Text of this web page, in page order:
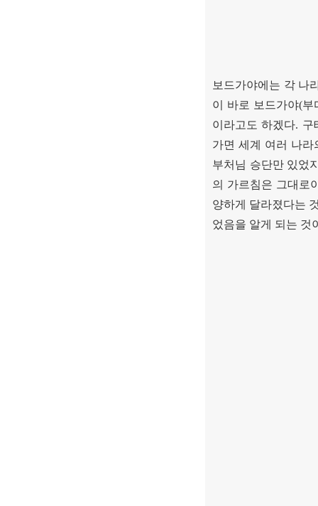
보드가야에는 각 나
이 바로 보드가야(부
이라고도 하겠다. 구
가면 세계 여러 나
부처님 승단만 있었
의 가르침은 그대로
양하게 달라졌다는
었음을 알게 되는 것